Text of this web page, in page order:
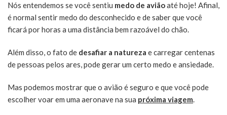
Nós entendemos se você sentiu medo de aviãoaté hoje! Afinal,
é normal sentir medo do desconhecido e de saber que você
ficará por horas a uma distância bem razoável do chão.
Além disso, o fato de desafiar a natureza e carregar centenas
de pessoas pelos ares, pode gerar um certo medo e ansiedade.
Mas podemos mostrar que o avião é seguro e que você pode
escolher voar em uma aeronave na sua próxima viagem.